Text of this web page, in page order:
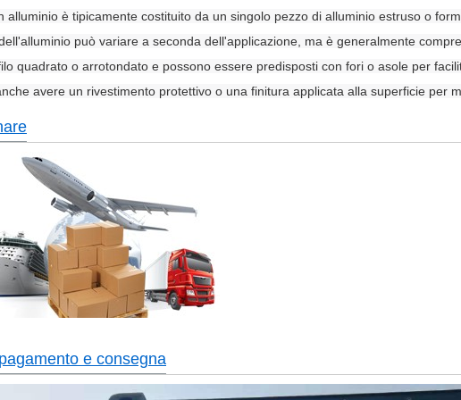
alluminio è tipicamente costituito da un singolo pezzo di alluminio estruso o
può variare a seconda dell'applicazione, ma è generalmente
quadrato o arrotondato e possono essere predisposti con fori o asole per
avere un rivestimento protettivo o una finitura applicata alla superficie per
e consegna